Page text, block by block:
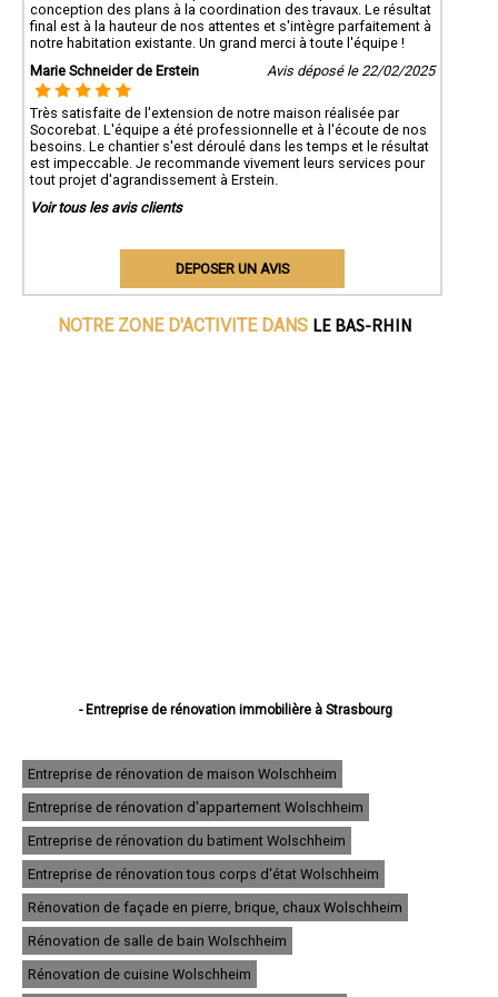
conception des plans à la coordination des travaux. Le résultat
final est à la hauteur de nos attentes et s'intègre parfaitement à
notre habitation existante. Un grand merci à toute l'équipe !
Marie Schneider de Erstein
Avis déposé le 22/02/2025
Très satisfaite de l'extension de notre maison réalisée par
Socorebat. L'équipe a été professionnelle et à l'écoute de nos
besoins. Le chantier s'est déroulé dans les temps et le résultat
est impeccable. Je recommande vivement leurs services pour
tout projet d'agrandissement à Erstein.
Voir tous les avis clients
DEPOSER UN AVIS
NOTRE ZONE D'ACTIVITE DANS LE BAS-RHIN
- Entreprise de rénovation immobilière à Strasbourg
- Entreprise de rénovation immobilière à Illkirch-Graffenstaden
- Entreprise de rénovation immobilière à Sélestat
- Entreprise de rénovation immobilière à Bischheim
- Entreprise de rénovation immobilière à Lingolsheim
- Entreprise de rénovation immobilière à Bischwiller
- Entreprise de rénovation immobilière à Saverne
- Entreprise de rénovation immobilière à Obernai
- Entreprise de rénovation immobilière à Ostwald
- Entreprise de rénovation immobilière à Hœnheim
- Entreprise de rénovation immobilière à Erstein
- Entreprise de rénovation immobilière à Brumath
Entreprise de rénovation de maison Wolschheim
Entreprise de rénovation d'appartement Wolschheim
Entreprise de rénovation du batiment Wolschheim
Entreprise de rénovation tous corps d'état Wolschheim
Rénovation de façade en pierre, brique, chaux Wolschheim
Rénovation de salle de bain Wolschheim
Rénovation de cuisine Wolschheim